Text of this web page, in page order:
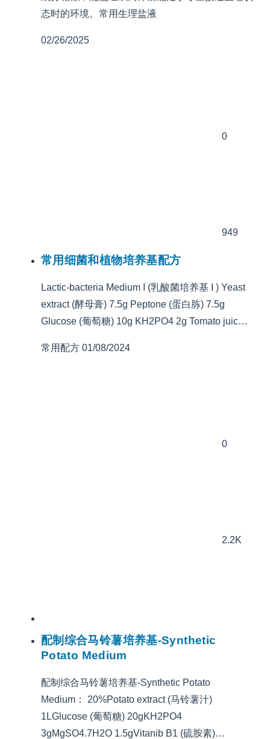
态时的环境。常用生理盐液
02/26/2025
0
949
常用细菌和植物培养基配方
Lactic-bacteria Medium I (乳酸菌培养基 I ) Yeast
extract (酵母膏) 7.5g Peptone (蛋白胨) 7.5g
Glucose (葡萄糖) 10g KH2PO4 2g Tomato juic…
常用配方 01/08/2024
0
2.2K
配制综合马铃薯培养基-Synthetic
Potato Medium
配制综合马铃薯培养基-Synthetic Potato
Medium： 20%Potato extract (马铃薯汁)
1LGlucose (葡萄糖) 20gKH2PO4
3gMgSO4.7H2O 1.5gVitanib B1 (硫胺素)…